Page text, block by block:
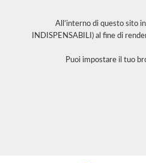
All’interno di questo sito
INDISPENSABILI) al fine di
Puoi impostare il tuo